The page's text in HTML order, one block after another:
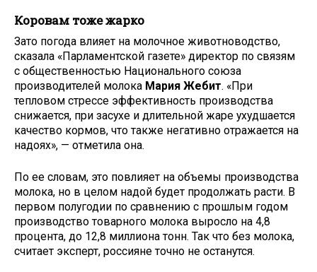
Коровам тоже жарко
Зато погода влияет на молочное животноводство,
сказала «Парламентской газете» директор по связям
с общественностью Национального союза
производителей молока Мария Жебит. «При
тепловом стрессе эффективность производства
снижается, при засухе и длительной жаре ухудшается
качество кормов, что также негативно отражается на
надоях», — отметила она.
По ее словам, это повлияет на объемы производства
молока, но в целом надой будет продолжать расти. В
первом полугодии по сравнению с прошлым годом
производство товарного молока выросло на 4,8
процента, до 12,8 миллиона тонн. Так что без молока,
считает эксперт, россияне точно не останутся.